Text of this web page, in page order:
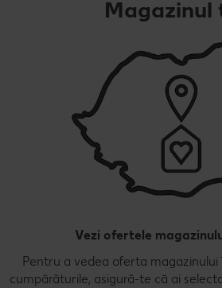
Magazinul
Vezi ofertele
Pentru a vedea oferta magazinului
cumpărăturile, asigură-te că ai